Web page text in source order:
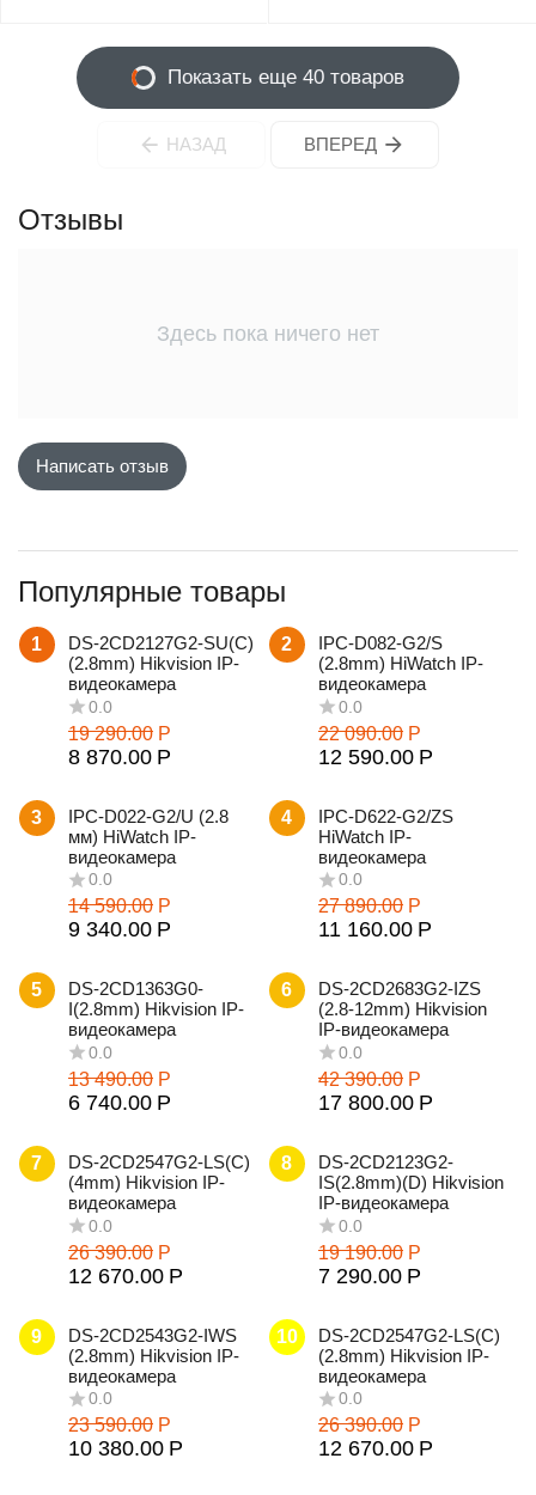
Показать еще 40 товаров
НАЗАД ВПЕРЕД
Отзывы
Здесь пока ничего нет
Написать отзыв
Популярные товары
1
DS-2CD2127G2-SU(С)
(2.8mm) Hikvision IP-
видеокамера
0.0
19 290.00 Р
8 870.00 Р
2
IPC-D082-G2/S
(2.8mm) HiWatch IP-
видеокамера
0.0
22 090.00 Р
12 590.00 Р
3
IPC-D022-G2/U (2.8
мм) HiWatch IP-
видеокамера
14 590.00 Р
9 340.00 Р
4
IPC-D622-G2/ZS
HiWatch IP-
видеокамера
27 890.00 Р
11 160.00 Р
5
DS-2CD1363G0-
I(2.8mm) Hikvision IP-
видеокамера
13 490.00 Р
6 740.00 Р
6
DS-2CD2683G2-IZS
(2.8-12mm) Hikvision
IP-видеокамера
42 390.00 Р
17 800.00 Р
7
DS-2CD2547G2-LS(С)
(4mm) Hikvision IP-
видеокамера
26 390.00 Р
12 670.00 Р
8
DS-2CD2123G2-
IS(2.8mm)(D) Hikvision
IP-видеокамера
19 190.00 Р
7 290.00 Р
9
DS-2CD2543G2-IWS
(2.8mm) Hikvision IP-
видеокамера
23 590.00 Р
10 380.00 Р
10
DS-2CD2547G2-LS(С)
(2.8mm) Hikvision IP-
видеокамера
26 390.00 Р
12 670.00 Р